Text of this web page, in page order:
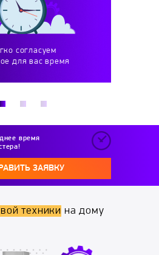
и выполняем весь
время
ЗАЯВКУ
техники на дому